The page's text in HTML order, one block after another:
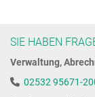
SIE HABEN
Verwaltung,
02532 95671-